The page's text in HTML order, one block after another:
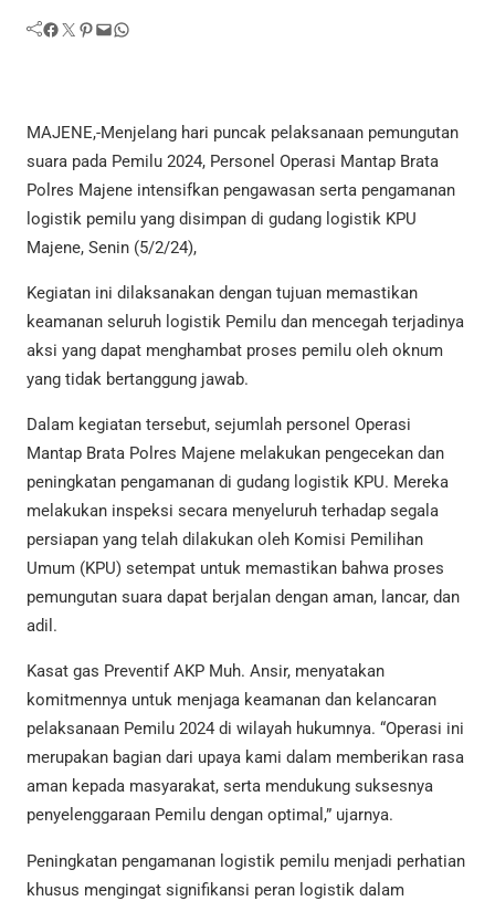
Facebook Twitter Pinterest Mail WhatsApp
MAJENE,-Menjelang hari puncak pelaksanaan pemungutan
suara pada Pemilu 2024, Personel Operasi Mantap Brata
Polres Majene intensifkan pengawasan serta pengamanan
logistik pemilu yang disimpan di gudang logistik KPU
Majene, Senin (5/2/24),
Kegiatan ini dilaksanakan dengan tujuan memastikan
keamanan seluruh logistik Pemilu dan mencegah terjadinya
aksi yang dapat menghambat proses pemilu oleh oknum
yang tidak bertanggung jawab.
Dalam kegiatan tersebut, sejumlah personel Operasi
Mantap Brata Polres Majene melakukan pengecekan dan
peningkatan pengamanan di gudang logistik KPU. Mereka
melakukan inspeksi secara menyeluruh terhadap segala
persiapan yang telah dilakukan oleh Komisi Pemilihan
Umum (KPU) setempat untuk memastikan bahwa proses
pemungutan suara dapat berjalan dengan aman, lancar, dan
adil.
Kasat gas Preventif AKP Muh. Ansir, menyatakan
komitmennya untuk menjaga keamanan dan kelancaran
pelaksanaan Pemilu 2024 di wilayah hukumnya. “Operasi ini
merupakan bagian dari upaya kami dalam memberikan rasa
aman kepada masyarakat, serta mendukung suksesnya
penyelenggaraan Pemilu dengan optimal,” ujarnya.
Peningkatan pengamanan logistik pemilu menjadi perhatian
khusus mengingat signifikansi peran logistik dalam